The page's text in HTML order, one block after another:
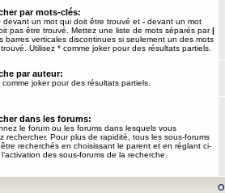
par mots-clés:
devant un mot qui doit être trouvé et - devant un mot
pas être trouvé. Mettez une liste de mots séparés par|
barres verticales discontinues si seulement un des mots
Utilisez * comme joker pour des résultats partiels.
par auteur:
comme joker pour des résultats partiels.
dans les forums:
le forum ou les forums dans lesquels vous
rechercher. Pour plus de rapidité, tous les sous-forums
recherchés en choisissant le parent et en réglant ci-
des sous-forums de la recherche.